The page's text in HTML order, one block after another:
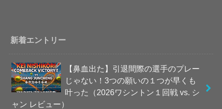
新着エントリー
【鼻血出た】引退間際の選手のプレー
じゃない！3つの願いの１つが早くも
叶った（2026ワシントン１回戦 vs. シ
ャン レビュー）